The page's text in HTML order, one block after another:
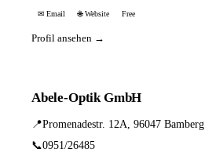
✉ Email 🌐 Website Free
Profil ansehen →
Abele-Optik GmbH
📍Promenadestr. 12A, 96047 Bamberg
📞0951/26485